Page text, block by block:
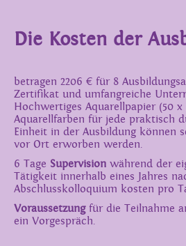
Die Kosten der
betragen 2206 € für 8
Zertifikat und umfangreiche
Hochwertiges Aquarellpapier (50
Aquarellfarben für jede praktisch
Einheit in der Ausbildung können
vor Ort erworben werden.
6 Tage Supervision während der
Tätigkeit innerhalb eines Jahres
Abschlusskolloquium kosten pro
Voraussetzung für die Teilnahme
ein Vorgespräch.